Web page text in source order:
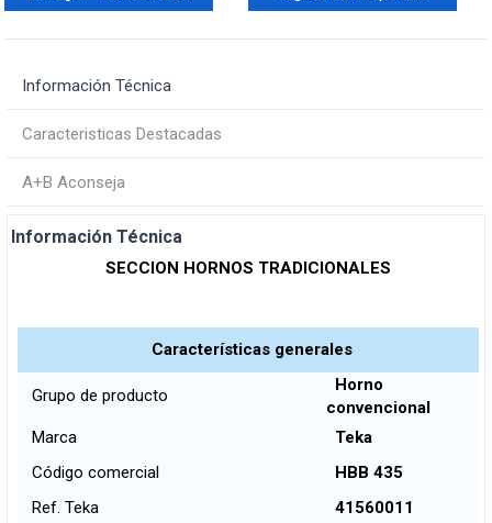
Información Técnica
Caracteristicas Destacadas
A+B Aconseja
Información Técnica
SECCION HORNOS TRADICIONALES
Características generales
Grupo de producto
Horno
convencional
Marca
Teka
Código comercial
HBB 435
Ref. Teka
41560011